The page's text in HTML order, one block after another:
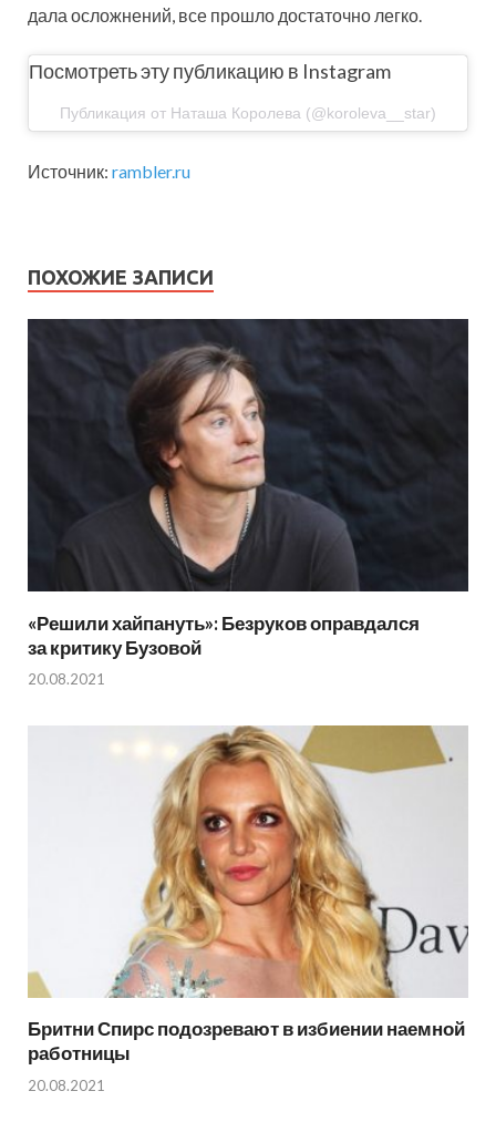
дала осложнений, все прошло достаточно легко.
Посмотреть эту публикацию в Instagram
Публикация от Наташа Королева (@koroleva__star)
Источник: rambler.ru
ПОХОЖИЕ ЗАПИСИ
«Решили хайпануть»: Безруков оправдался
за критику Бузовой
20.08.2021
Бритни Спирс подозревают в избиении наемной
работницы
20.08.2021